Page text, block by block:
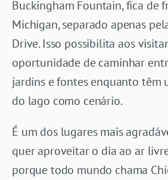
Buckingham Fountain, fica de
Michigan, separado apenas
Drive. Isso possibilita aos
oportunidade de caminhar
jardins e fontes enquanto têm
do lago como cenário.
É um dos lugares mais
quer aproveitar o dia ao ar
porque todo mundo chama